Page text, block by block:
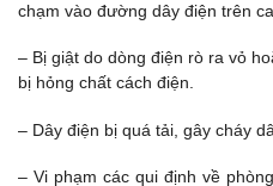
chạm vào đường dây điện trên
– Bị giật do dòng điện rò ra vỏ
bị hỏng chất cách điện.
– Dây điện bị quá tải, gây cháy
– Vi phạm các qui định về